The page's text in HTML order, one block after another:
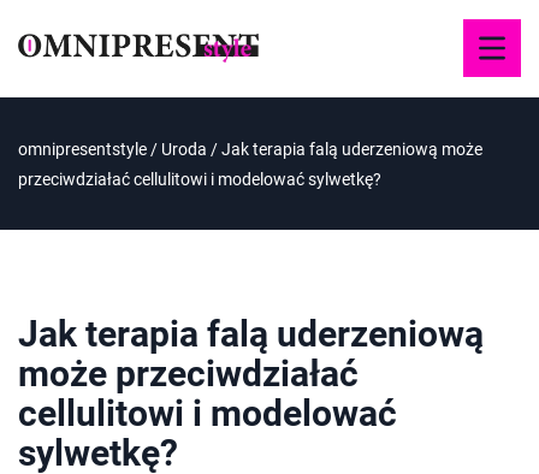
omnipresentstyle / Uroda /Jak terapia falą uderzeniową może
przeciwdziałać cellulitowi i modelować sylwetkę?
Jak terapia falą uderzeniową
może przeciwdziałać
cellulitowi i modelować
sylwetkę?